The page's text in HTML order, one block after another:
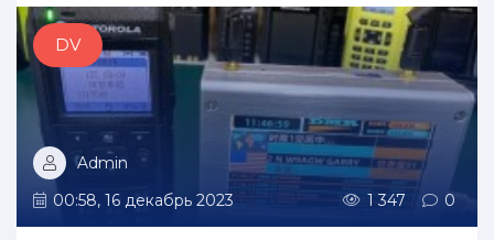
DV
Admin
00:58, 16 декабрь 2023
1 347 0